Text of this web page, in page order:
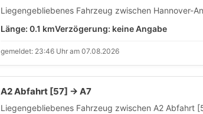
Liegengebliebenes Fahrzeug zwischen Hannover-
Länge: 0.1 kmVerzögerung: keine Angabe
gemeldet: 23:46 Uhr am 07.08.2026
A2 Abfahrt [57] → A7
Liegengebliebenes Fahrzeug zwischen A2 Abfahrt